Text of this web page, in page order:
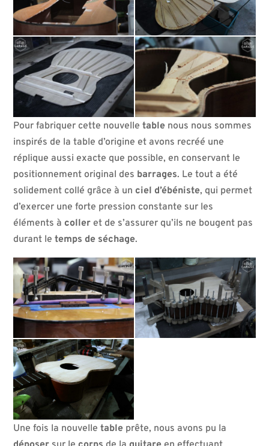
Pour fabriquer cette nouvelletable nous nous sommes
inspirés de la table d’origine et avons recréé une
réplique aussi exacte que possible, en conservant le
positionnement original des barrages. Le tout a été
solidement collé grâce à un ciel d’ébéniste, qui permet
d’exercer une forte pression constante sur les
éléments à coller et de s’assurer qu’ils ne bougent pas
durant letemps de séchage.
Une fois la nouvelletable prête, nous avons pu la